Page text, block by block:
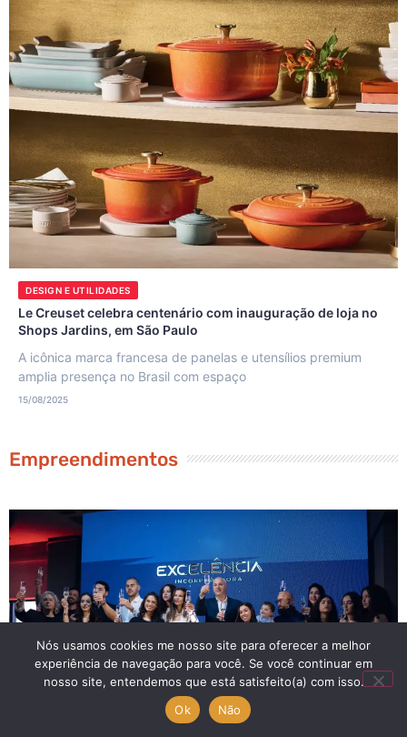
DESIGN E UTILIDADES
Le Creuset celebra centenário com inauguração de loja no
Shops Jardins, em São Paulo
A icônica marca francesa de panelas e utensílios premium
amplia presença no Brasil com espaço
15/08/2025
Empreendimentos
Nós usamos cookies me nosso site para oferecer a melhor
experiência de navegação para você. Se você continuar em
nosso site, entendemos que está satisfeito(a) com isso.
Ok
Não